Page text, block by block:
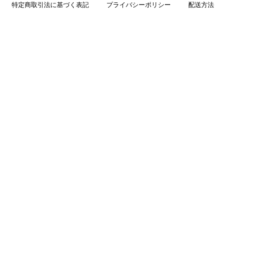
特定商取引法に基づく表記
プライバシーポリシー 配送方法